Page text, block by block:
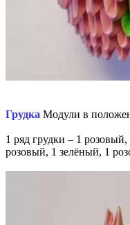
Грудка Модули в
1 ряд грудки – 1
розовый, 1 зелёный, 1